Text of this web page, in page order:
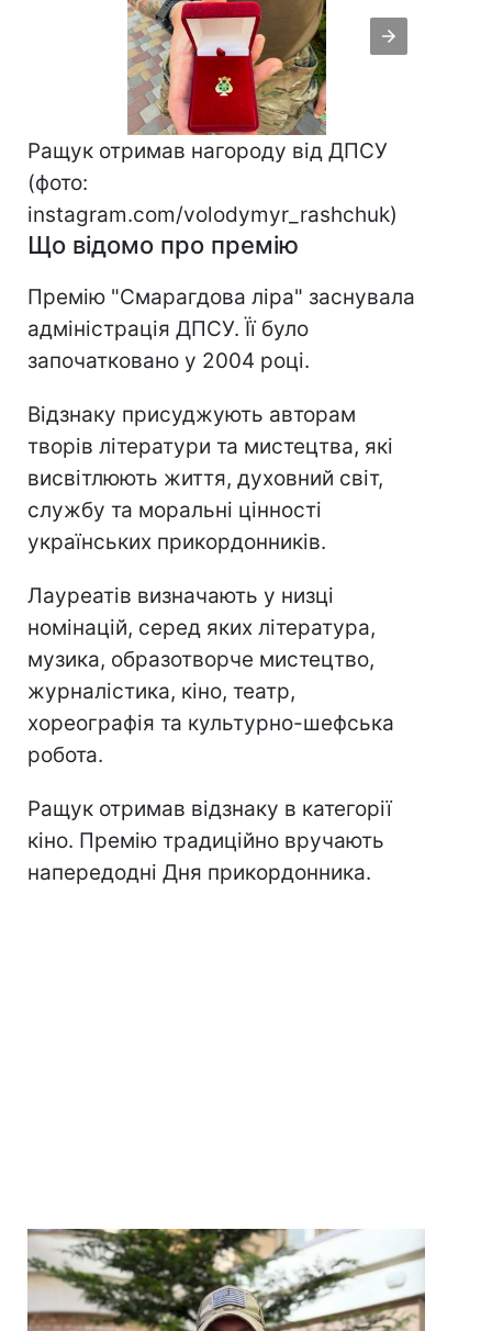
Ращук отримав нагороду від ДПСУ
(фото:
instagram.com/volodymyr_rashchuk)
Що відомо про премію
Премію "Смарагдова ліра" заснувала
адміністрація ДПСУ. Її було
започатковано у 2004 році.
Відзнаку присуджують авторам
творів літератури та мистецтва, які
висвітлюють життя, духовний світ,
службу та моральні цінності
українських прикордонників.
Лауреатів визначають у низці
номінацій, серед яких література,
музика, образотворче мистецтво,
журналістика, кіно, театр,
хореографія та культурно-шефська
робота.
Ращук отримав відзнаку в категорії
кіно. Премію традиційно вручають
напередодні Дня прикордонника.